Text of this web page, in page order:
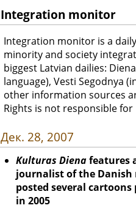
Integration monitor
Integration monitor is a
minority and society
biggest Latvian dailies:
language), Vesti Segodnya
other information sources
Rights is not responsible
Дек. 28, 2007
Kulturas Dienafeatures
journalist of the Danish
posted several
in 2005